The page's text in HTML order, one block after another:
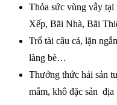
Thỏa sức vùng vẫy
Xếp, Bãi Nhà, Bãi
Trổ tài câu cá, lặn
làng bè…
Thưởng thức hải sản
mắm, khô đặc sản